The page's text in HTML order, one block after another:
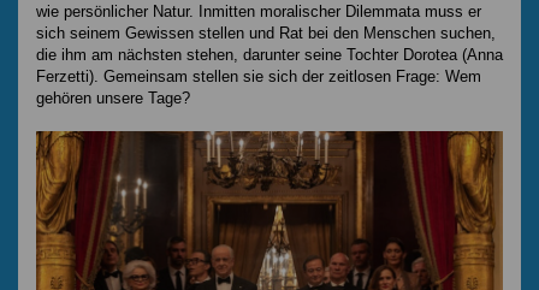
wie persönlicher Natur. Inmitten moralischer Dilemmata muss er
sich seinem Gewissen stellen und Rat bei den Menschen suchen,
die ihm am nächsten stehen, darunter seine Tochter Dorotea (Anna
Ferzetti). Gemeinsam stellen sie sich der zeitlosen Frage: Wem
gehören unsere Tage?